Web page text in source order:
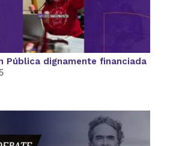
Pública dignamente financiada